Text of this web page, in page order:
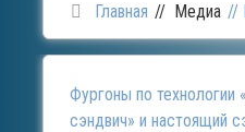
Главная Медиа
Фургоны по технологии
сэндвич» и настоящий